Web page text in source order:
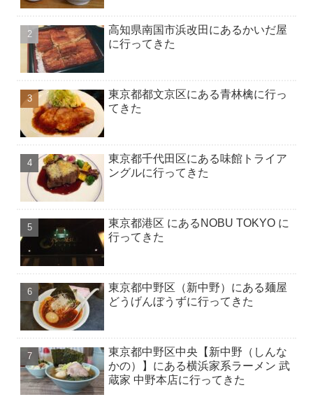
高知県南国市浜改田にあるかいだ屋
に行ってきた
東京都都文京区にある青林檎に行っ
てきた
東京都千代田区にある味館トライア
ングルに行ってきた
東京都港区 にあるNOBU TOKYO に
行ってきた
東京都中野区（新中野）にある麺屋
どうげんぼうずに行ってきた
東京都中野区中央【新中野（しんな
かの）】にある横浜家系ラーメン 武
蔵家 中野本店に行ってきた